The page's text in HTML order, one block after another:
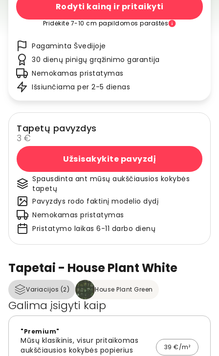
Tapetai - House Plant White
Variacijos (2) House Plant Green
Galima įsigyti kaip
"Premium"
Mūsų klasikinis, visur pritaikomas
aukščiausios kokybės popierius
39 €/m²
Rodyti kainą ir pritaikyti
Pridėkite 7-10 cm papildomos paraštės
Pagaminta Švedijoje
30 dienų pinigų grąžinimo garantija
Nemokamas pristatymas
Išsiunčiama per 2-5 dienas
Tapetų pavyzdys
3 €
Užsisakykite pavyzdį
Spausdinta ant mūsų aukščiausios kokybės
tapetų
Pavyzdys rodo faktinį modelio dydį
Nemokamas pristatymas
Pristatymo laikas 6-11 darbo dienų